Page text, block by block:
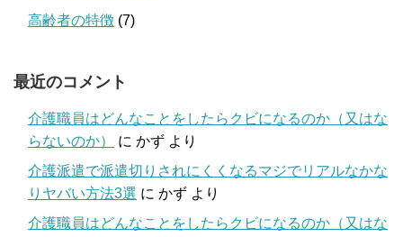
高齢者の特徴 (7)
最近のコメント
介護職員はどんなことをしたらクビになるのか（又はな
らないのか）
に かず より
介護派遣で派遣切りされにくくなるマジでリアルなかな
りヤバい方法3選 に かず より
介護職員はどんなことをしたらクビになるのか（又はな